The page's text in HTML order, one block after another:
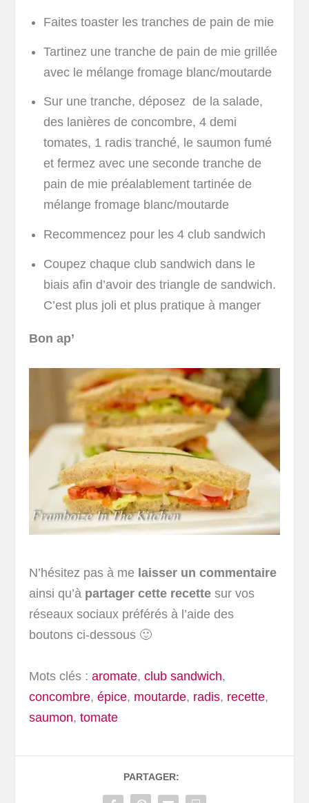
Faites toaster les tranches de pain de mie
Tartinez une tranche de pain de mie grillée
avec le mélange fromage blanc/moutarde
Sur une tranche, déposez de la salade,
des lanières de concombre, 4 demi
tomates, 1 radis tranché, le saumon fumé
et fermez avec une seconde tranche de
pain de mie préalablement tartinée de
mélange fromage blanc/moutarde
Recommencez pour les 4 club sandwich
Coupez chaque club sandwich dans le
biais afin d’avoir des triangle de sandwich.
C’est plus joli et plus pratique à manger
Bon ap’
N’hésitez pas à me laisser un commentaire
ainsi qu’à partager cette recette sur vos
réseaux sociaux préférés à l’aide des
boutons ci-dessous 🙂
Mots clés : aromate,club sandwich,
concombre,épice, moutarde, radis, recette,
saumon,tomate
PARTAGER: